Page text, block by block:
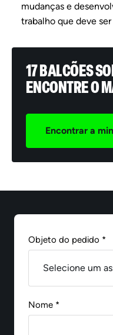
mudanças e
trabalho que deve
17 BALCÕES
ENCONTRE O
Encontrar a
Objeto do pedido *
Nome *